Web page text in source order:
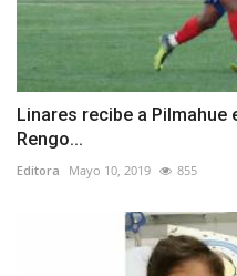
Linares recibe a Pilmahue
Rengo...
Editora Mayo 10, 2019 855